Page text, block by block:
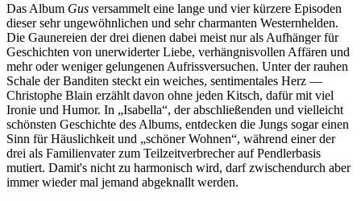
Das Album Gus versammelt eine lange und vier kürzere Episoden
dieser sehr ungewöhnlichen und sehr charmanten Westernhelden.
Die Gaunereien der drei dienen dabei meist nur als Aufhänger für
Geschichten von unerwiderter Liebe, verhängnisvollen Affären und
mehr oder weniger gelungenen Aufrissversuchen. Unter der rauhen
Schale der Banditen steckt ein weiches, sentimentales Herz —
Christophe Blain erzählt davon ohne jeden Kitsch, dafür mit viel
Ironie und Humor. In „Isabella“, der abschließenden und vielleicht
schönsten Geschichte des Albums, entdecken die Jungs sogar einen
Sinn für Häuslichkeit und „schöner Wohnen“, während einer der
drei als Familienvater zum Teilzeitverbrecher auf Pendlerbasis
mutiert. Damit's nicht zu harmonisch wird, darf zwischendurch aber
immer wieder mal jemand abgeknallt werden.